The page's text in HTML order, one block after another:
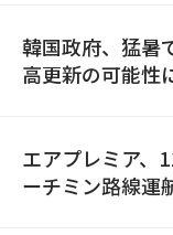
韓国政府、猛暑
高更新の可能性
エアプレミア、
ーチミン路線運